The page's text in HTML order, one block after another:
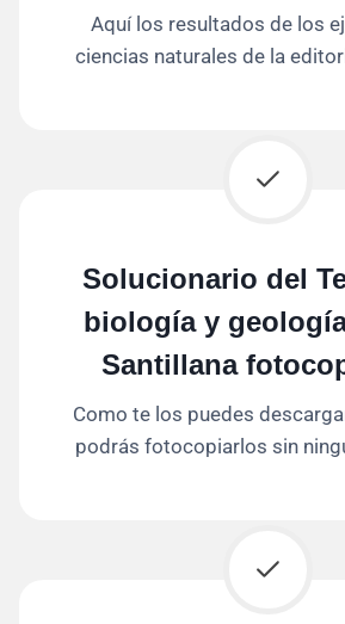
Aquí los resultados de los
ciencias naturales de la
Solucionario del
biología y geología
Santillana
Como te los puedes
podrás fotocopiarlos sin